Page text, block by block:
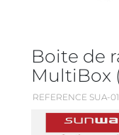
Boite de
MultiBox
REFERENCE SUA-